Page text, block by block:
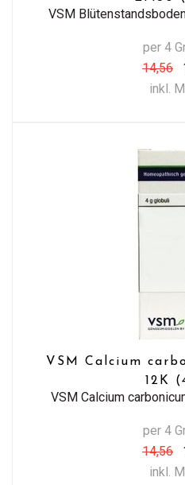
VSM
per 4
14,56
inkl.
VSM Calcium
12K
VSM Calcium
per 4
14,56
inkl.